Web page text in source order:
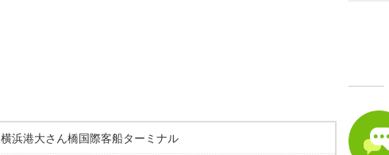
横浜港大さん橋国際客船ターミナル